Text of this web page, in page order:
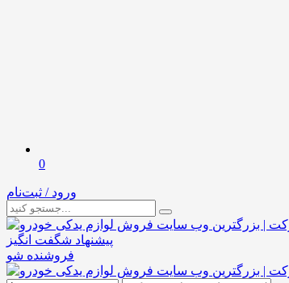
0
ورود / ثبت‌نام
پیشنهاد شگفت انگیز
فروشنده شو